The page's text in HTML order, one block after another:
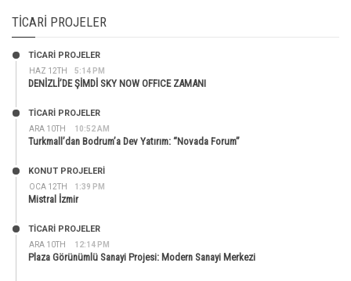
TICARI PROJELER
HAZ 12TH 5:14 PM
TİCARİ PROJELER
DENİZLİ’DE ŞİMDİ SKY NOW OFFICE ZAMANI
ARA 10TH 10:52 AM
TİCARİ PROJELER
Turkmall’dan Bodrum’a Dev Yatırım: “Novada Forum”
OCA 12TH 1:39 PM
KONUT PROJELERI
Mistral İzmir
ARA 10TH 12:14 PM
TİCARİ PROJELER
Plaza Görünümlü Sanayi Projesi: Modern Sanayi Merkezi